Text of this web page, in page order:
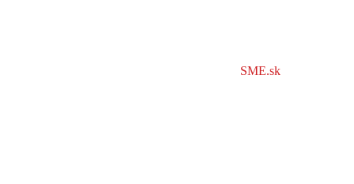
SME.sk